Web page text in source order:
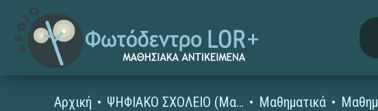
Αρχική ΨΗΦΙΑΚΟ ΣΧΟΛΕΙΟ (Μαθησιακά Αντικείμενα) Μαθηματικά